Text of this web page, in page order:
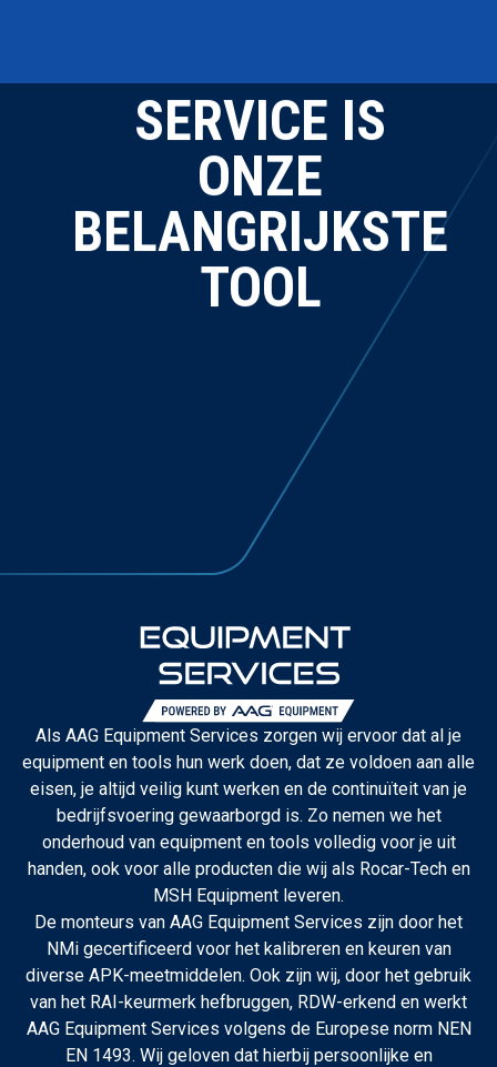
SERVICE IS
ONZE
BELANGRIJKSTE
TOOL
Als AAG Equipment Services zorgen wij ervoor dat al je
equipment en tools hun werk doen, dat ze voldoen aan alle
eisen, je altijd veilig kunt werken en de continuïteit van je
bedrijfsvoering gewaarborgd is. Zo nemen we het
onderhoud van equipment en tools volledig voor je uit
handen, ook voor alle producten die wij als Rocar-Tech en
MSH Equipment leveren.
De monteurs van AAG Equipment Services zijn door het
NMi gecertificeerd voor het kalibreren en keuren van
diverse APK-meetmiddelen. Ook zijn wij, door het gebruik
van het RAI-keurmerk hefbruggen, RDW-erkend en werkt
AAG Equipment Services volgens de Europese norm NEN
EN 1493. Wij geloven dat hierbij persoonlijke en